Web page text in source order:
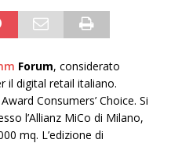
Forum, considerato
il digital retail italiano.
Consumers’ Choice. Si
l’Allianz MiCo di Milano,
mq. L’edizione di